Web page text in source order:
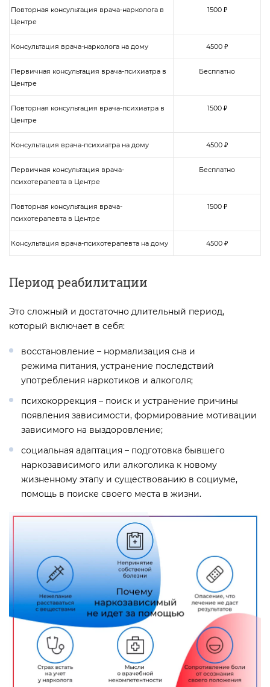
Повторная консультация врача-нарколога в
Центре
1500 ₽
Консультация врача-нарколога на дому 4500 ₽
Первичная консультация врача-психиатра в
Центре
Бесплатно
Повторная консультация врача-психиатра в
Центре
1500 ₽
Консультация врача-психиатра на дому 4500 ₽
Первичная консультация врача-
психотерапевта в Центре
Бесплатно
Повторная консультация врача-
психотерапевта в Центре
1500 ₽
Консультация врача-психотерапевта на дому 4500 ₽
Период реабилитации
Это сложный и достаточно длительный период,
который включает в себя:
восстановление – нормализация сна и
режима питания, устранение последствий
употребления наркотиков и алкоголя;
психокоррекция – поиск и устранение причины
появления зависимости, формирование мотивации
зависимого на выздоровление;
социальная адаптация – подготовка бывшего
наркозависимого или алкоголика к новому
жизненному этапу и существованию в социуме,
помощь в поиске своего места в жизни.